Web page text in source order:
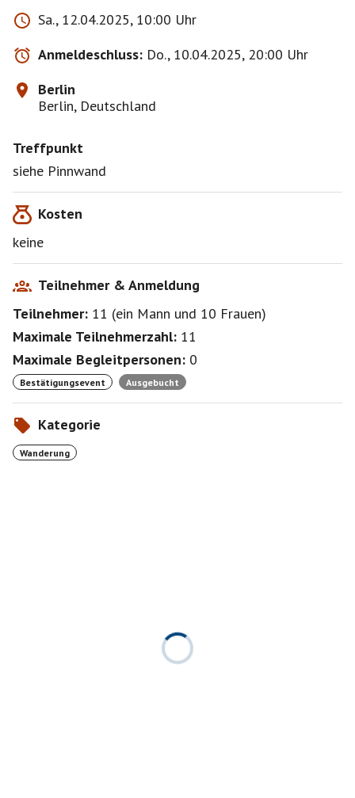
Sa., 12.04.2025, 10:00 Uhr
Anmeldeschluss: Do., 10.04.2025, 20:00 Uhr
Berlin
Berlin, Deutschland
Treffpunkt
siehe Pinnwand
Kosten
keine
Teilnehmer & Anmeldung
Teilnehmer: 11 (ein Mann und 10 Frauen)
Maximale Teilnehmerzahl: 11
Maximale Begleitpersonen: 0
Bestätigungsevent Ausgebucht
Kategorie
Wanderung